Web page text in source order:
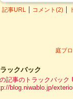
記事URL コメント(2)
庭ブ
ラックバック
記事のトラックバック
blog.niwablo.jp/